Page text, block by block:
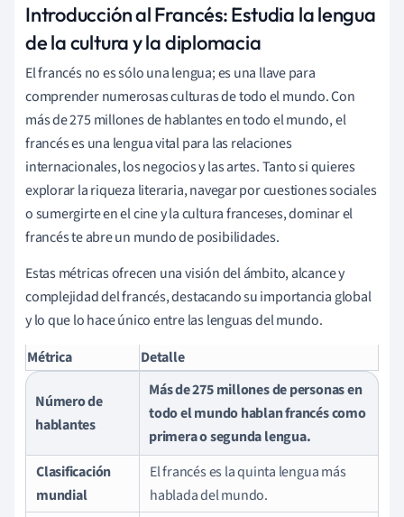
Introducción al Francés: Estudia la lengua
de la cultura y la diplomacia
El francés no es sólo una lengua; es una llave para
comprender numerosas culturas de todo el mundo. Con
más de 275 millones de hablantes en todo el mundo, el
francés es una lengua vital para las relaciones
internacionales, los negocios y las artes. Tanto si quieres
explorar la riqueza literaria, navegar por cuestiones sociales
o sumergirte en el cine y la cultura franceses, dominar el
francés te abre un mundo de posibilidades.
Estas métricas ofrecen una visión del ámbito, alcance y
complejidad del francés, destacando su importancia global
y lo que lo hace único entre las lenguas del mundo.
Métrica
Detalle
Número de
hablantes
Más de 275 millones de personas en
todo el mundo hablan francés como
primera o segunda lengua.
Clasificación
mundial
El francés es la quinta lengua más
hablada del mundo.